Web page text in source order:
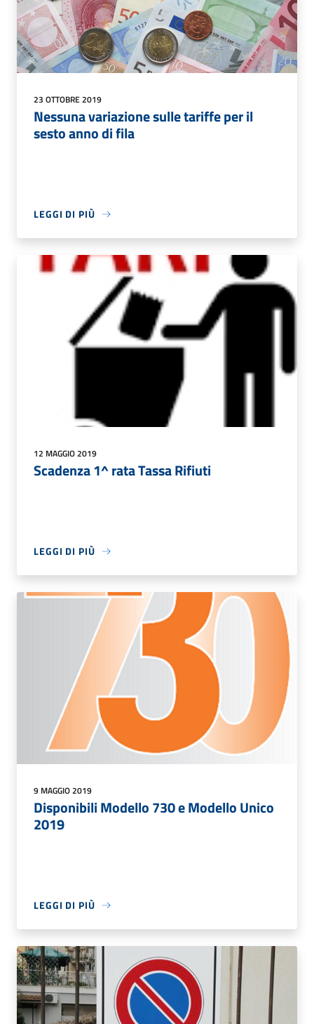
23 OTTOBRE 2019
Nessuna variazione sulle tariffe per il
sesto anno di fila
LEGGI DI PIÙ
12 MAGGIO 2019
Scadenza 1^ rata Tassa Rifiuti
LEGGI DI PIÙ
9 MAGGIO 2019
Disponibili Modello 730 e Modello Unico
2019
LEGGI DI PIÙ